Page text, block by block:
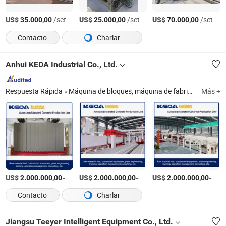
US$35.000,00/set US$25.000,00/set US$70.000,00/set
Contacto
Charlar
Anhui KEDA Industrial Co., Ltd.
Respuesta Rápida Máquina de bloques, máquina de fabricación de bloques, máquina de ladrillos, máquina de fabricación de ladrillos, máquina de bloques de concreto, concreto celular autoclavado, solución de planta AAC, máquina de bloques AAC Más +
US$2.000.000,00- 10.000.000,00/Pieza
US$2.000.000,00-10.000.000,00/Pieza
US$2.000.000,00-
Contacto Charlar
Jiangsu Teeyer Intelligent Equipment Co., Ltd.